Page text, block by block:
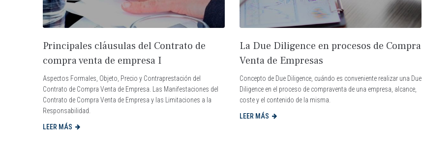
Principales cláusulas del Contrato de
compra venta de empresa I
Aspectos Formales, Objeto, Precio y Contraprestación del
Contrato de Compra Venta de Empresa. Las Manifestaciones del
Contrato de Compra Venta de Empresa y las Limitaciones a la
Responsabilidad.
LEER MÁS
La Due Diligence en procesos de Compra
Venta de Empresas
Concepto de Due Diligence, cuándo es conveniente realizar una Due
Diligence en el proceso de compraventa de una empresa, alcance,
coste y el contenido de la misma.
LEER MÁS